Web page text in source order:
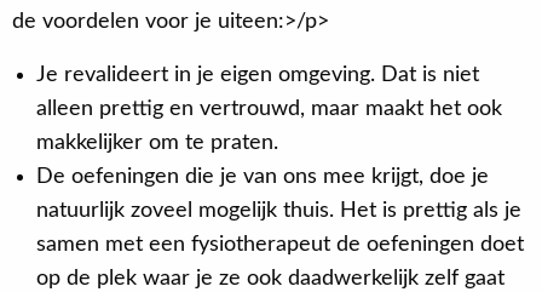
de voordelen voor je uiteen:>/p>
Je revalideert in je eigen omgeving. Dat is niet
alleen prettig en vertrouwd, maar maakt het ook
makkelijker om te praten.
De oefeningen die je van ons mee krijgt, doe je
natuurlijk zoveel mogelijk thuis. Het is prettig als je
samen met een fysiotherapeut de oefeningen doet
op de plek waar je ze ook daadwerkelijk zelf gaat